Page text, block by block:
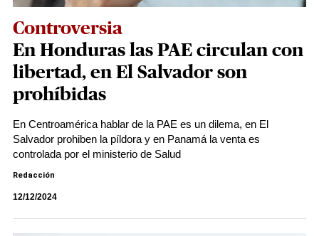
Controversia
En Honduras las PAE circulan con
libertad, en El Salvador son
prohíbidas
En Centroamérica hablar de la PAE es un dilema, en El
Salvador prohiben la píldora y en Panamá la venta es
controlada por el ministerio de Salud
Redacción
12/12/2024